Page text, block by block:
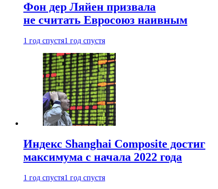
Фон дер Ляйен призвала
не считать Евросоюз наивным
1 год спустя1 год спустя
Индекс Shanghai Composite достиг
максимума с начала 2022 года
1 год спустя1 год спустя